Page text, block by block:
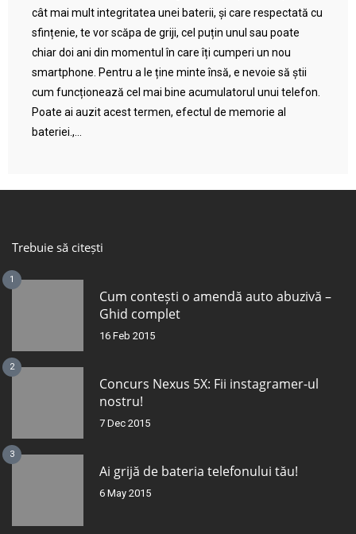
cât mai mult integritatea unei baterii, și care respectată cu
sfințenie, te vor scăpa de griji, cel puțin unul sau poate
chiar doi ani din momentul în care îți cumperi un nou
smartphone. Pentru a le ține minte însă, e nevoie să știi
cum funcționează cel mai bine acumulatorul unui telefon.
Poate ai auzit acest termen, efectul de memorie al
bateriei.,...
Trebuie să citești
1
Cum contești o amendă auto abuzivă –
Ghid complet
16 Feb 2015
2
Concurs Nexus 5X: Fii instagramer-ul
nostru!
7 Dec 2015
3
Ai grijă de bateria telefonului tău!
6 May 2015